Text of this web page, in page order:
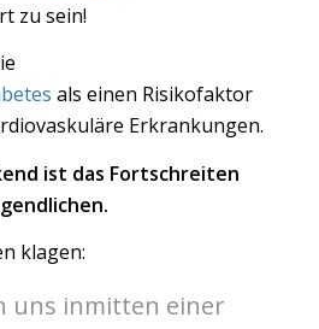
zu sein!
als einen Risikofaktor
Erkrankungen.
ist das Fortschreiten
klagen:
uns inmitten einer